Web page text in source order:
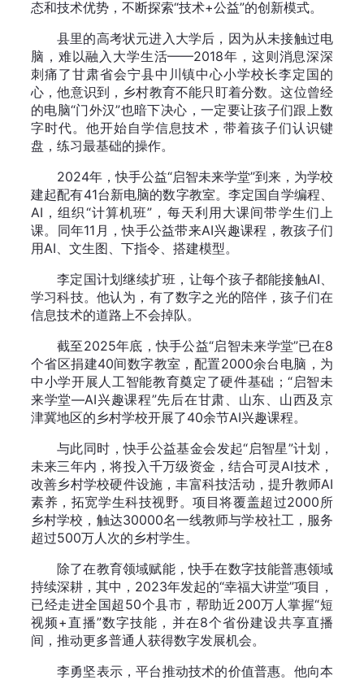
态和技术优势，不断探索“技术+公益”的创新模式。
县里的高考状元进入大学后，因为从未接触过电
脑，难以融入大学生活——2018年，这则消息深深
刺痛了甘肃省会宁县中川镇中心小学校长李定国的
心，他意识到，乡村教育不能只盯着分数。这位曾经
的电脑“门外汉”也暗下决心，一定要让孩子们跟上数
字时代。他开始自学信息技术，带着孩子们认识键
盘，练习最基础的操作。
2024年，快手公益“启智未来学堂”到来，为学校
建起配有41台新电脑的数字教室。李定国自学编程、
AI，组织“计算机班”，每天利用大课间带学生们上
课。同年11月，快手公益带来AI兴趣课程，教孩子们
用AI、文生图、下指令、搭建模型。
李定国计划继续扩班，让每个孩子都能接触AI、
学习科技。他认为，有了数字之光的陪伴，孩子们在
信息技术的道路上不会掉队。
截至2025年底，快手公益“启智未来学堂”已在8
个省区捐建40间数字教室，配置2000余台电脑，为
中小学开展人工智能教育奠定了硬件基础；“启智未
来学堂—AI兴趣课程”先后在甘肃、山东、山西及京
津冀地区的乡村学校开展了40余节AI兴趣课程。
与此同时，快手公益基金会发起“启智星”计划，
未来三年内，将投入千万级资金，结合可灵AI技术，
改善乡村学校硬件设施，丰富科技活动，提升教师AI
素养，拓宽学生科技视野。项目将覆盖超过2000所
乡村学校，触达30000名一线教师与学校社工，服务
超过500万人次的乡村学生。
除了在教育领域赋能，快手在数字技能普惠领域
持续深耕，其中，2023年发起的“幸福大讲堂”项目，
已经走进全国超50个县市，帮助近200万人掌握“短
视频+直播”数字技能，并在8个省份建设共享直播
间，推动更多普通人获得数字发展机会。
李勇坚表示，平台推动技术的价值普惠。他向本